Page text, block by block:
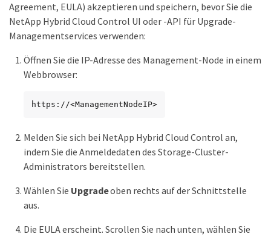
Agreement, EULA) akzeptieren und speichern, bevor Sie die
NetApp Hybrid Cloud Control UI oder -API für Upgrade-
Managementservices verwenden:
Öffnen Sie die IP-Adresse des Management-Node in einem
Webbrowser:
https://<ManagementNodeIP>
Melden Sie sich bei NetApp Hybrid Cloud Control an,
indem Sie die Anmeldedaten des Storage-Cluster-
Administrators bereitstellen.
Wählen Sie Upgradeoben rechts auf der Schnittstelle
aus.
Die EULA erscheint. Scrollen Sie nach unten, wählen Sie